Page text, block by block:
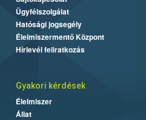
Ügyfélszolgálat
Hatósági jogsegély
Élelmiszermentő Központ
Hírlevél feliratkozás
Gyakori kérdések
Élelmiszer
Állat